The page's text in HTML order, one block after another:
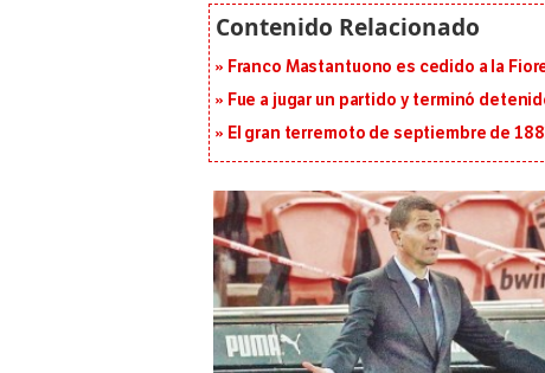
Franco Mastantuono es cedido a la
Fue a jugar un partido y terminó
El gran terremoto de septiembre de